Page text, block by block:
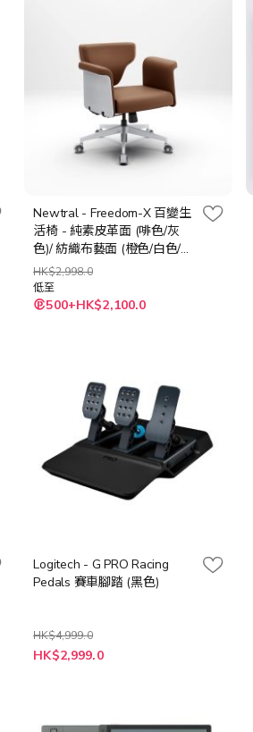
Newtral - Freedom-X 百變生
活椅 - 純素皮革面 (啡色/灰
色)/ 紡織布藝面 (橙色/白色/深
灰)
HK$2,998.0
低至
500+HK$2,100.0
Logitech - G PRO Racing
Pedals 賽車腳踏 (黑色)
HK$4,999.0
特
殊
HK$2,999.0